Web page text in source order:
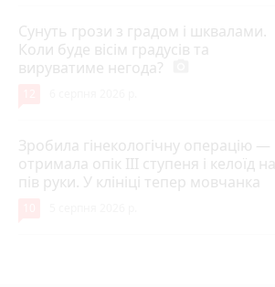
Сунуть грози з градом і шквалами.
Коли буде вісім градусів та
вируватиме негода?
Зробила гінекологічну операцію —
отримала опік ІІІ ступеня і келоїд на
пів руки. У клініці тепер мовчанка